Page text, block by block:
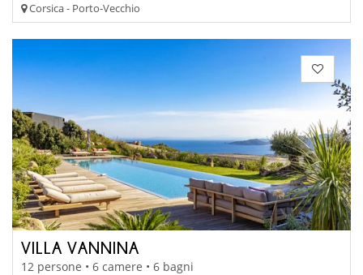
Corsica - Porto-Vecchio
VILLA VANNINA
12 persone • 6 camere • 6 bagni